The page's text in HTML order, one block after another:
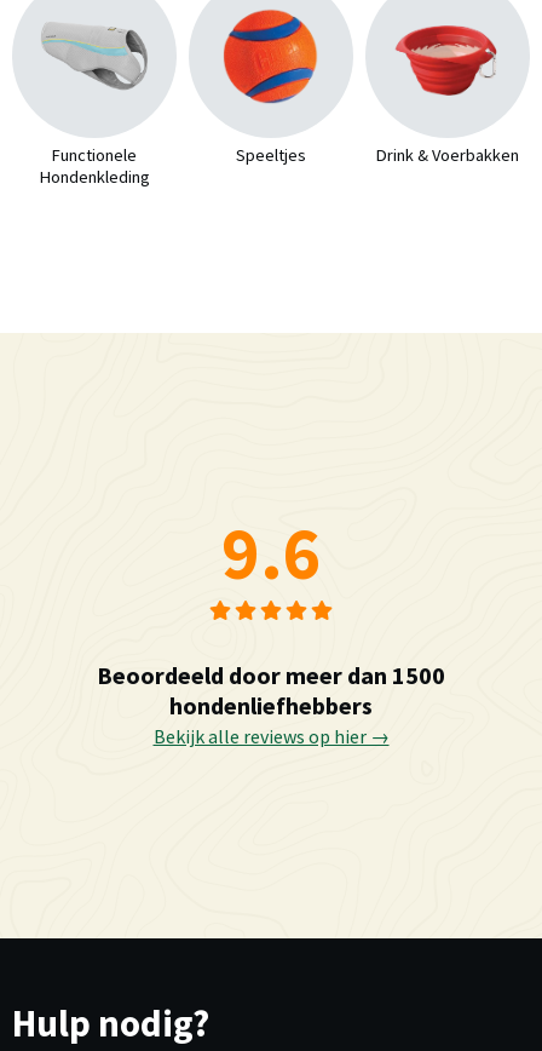
Functionele
Hondenkleding
Speeltjes Drink & Voerbakken
9.6
Beoordeeld door meer dan 1500
hondenliefhebbers
Bekijk alle reviews op hier →
Hulp nodig?